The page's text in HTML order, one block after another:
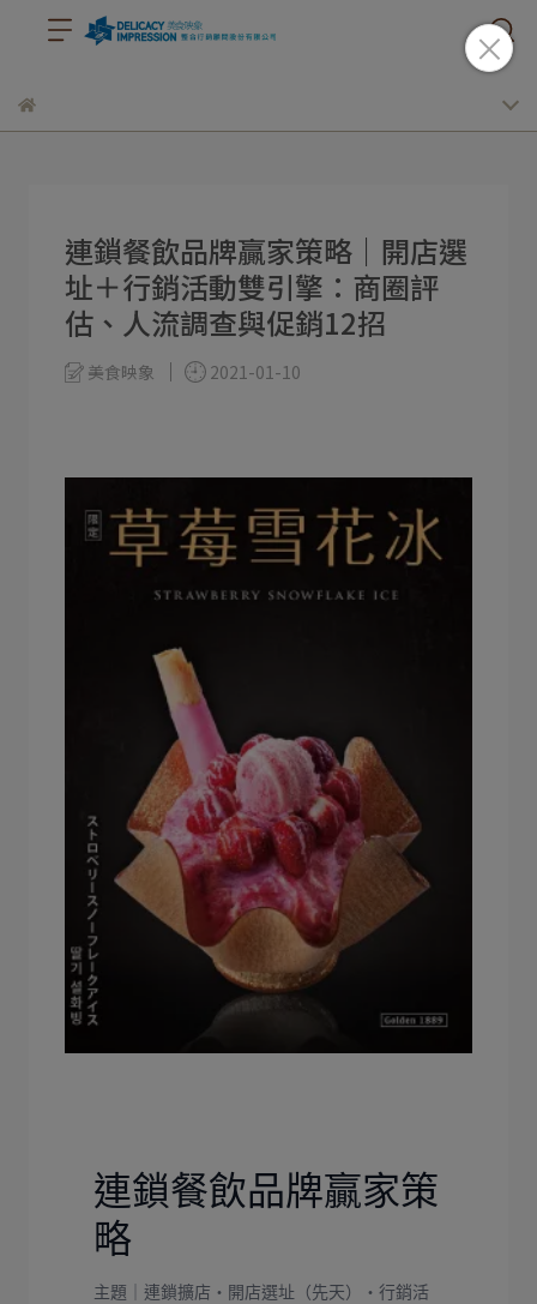
連鎖餐飲品牌贏家策略｜開店選
址＋行銷活動雙引擎：商圈評
估、人流調查與促銷12招
美食映象 2021-01-10
連鎖餐飲品牌贏家策
略
主題｜連鎖擴店・開店選址（先天）・行銷活